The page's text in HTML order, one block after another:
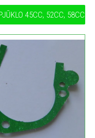
45CC, 52CC, 58CC